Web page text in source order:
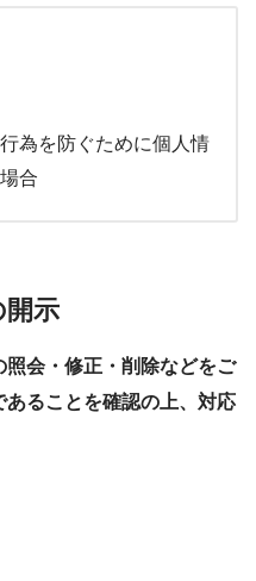
為を防ぐために個人情
合
開示
会・修正・削除などをご
ることを確認の上、対応